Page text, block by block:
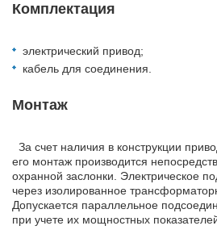
Комплектация
электрический привод;
кабель для соединения.
Монтаж
За счет наличия в конструкции
его монтаж производится
охранной заслонки. Электрическое
через изолированное
Допускается параллельное
при учете их мощностных